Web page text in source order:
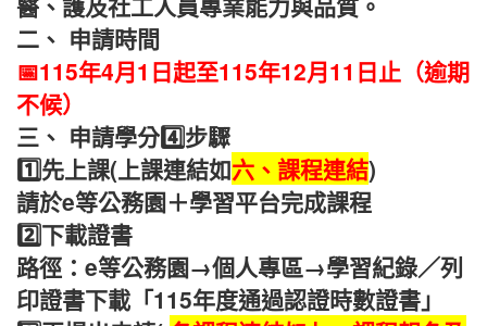
二、 申請時間
📅115年4月1日起至115年12月11日止（逾期
不候）
三、 申請學分4️⃣步驟
1️⃣先上課(上課連結如六、課程連結)
請於e等公務園＋學習平台完成課程
2️⃣下載證書
路徑：e等公務園→個人專區→學習紀錄／列
印證書下載「115年度通過認證時數證書」